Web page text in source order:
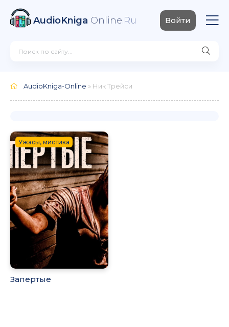
AudioKniga Online.Ru Войти
AudioKniga-Online » Ник Трейси
Ужасы, мистика
Запертые